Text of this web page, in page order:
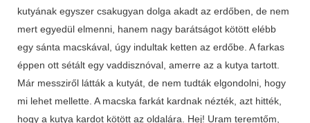
kutyának egyszer csakugyan dolga akadt az erdőben, de nem
mert egyedül elmenni, hanem nagy barátságot kötött elébb
egy sánta macskával, úgy indultak ketten az erdőbe. A farkas
éppen ott sétált egy vaddisznóval, amerre az a kutya tartott.
Már messziről látták a kutyát, de nem tudták elgondolni, hogy
mi lehet mellette. A macska farkát kardnak nézték, azt hitték,
hogy a kutya kardot kötött az oldalára. Hej! Uram teremtőm,